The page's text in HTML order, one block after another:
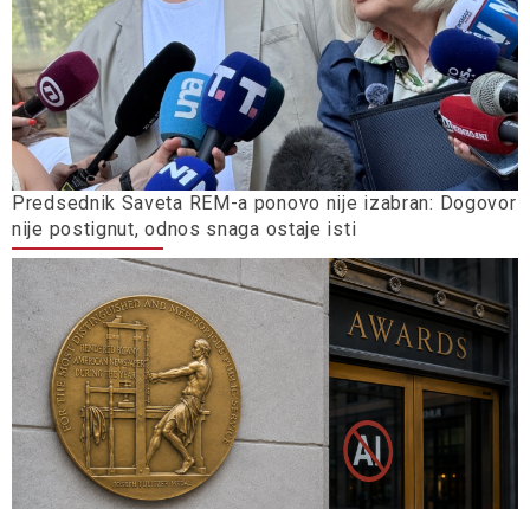
Predsednik Saveta REM-a ponovo nije izabran: Dogovor
nije postignut, odnos snaga ostaje isti